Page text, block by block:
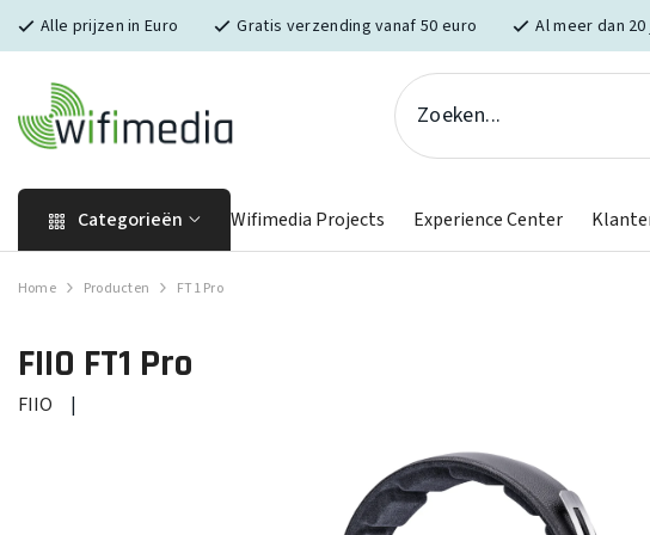
Alle prijzen in Euro Gratis verzending vanaf 50 euro Al meer dan
Categorieën Wifimedia Projects Experience Center
Home Producten FT1 Pro
FIIO FT1 Pro
FIIO |